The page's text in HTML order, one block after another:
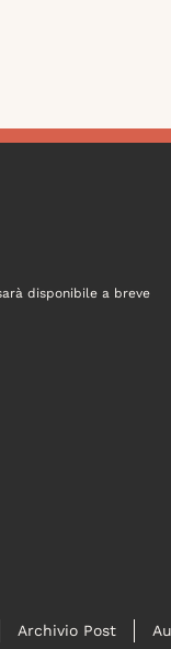
disponibile a breve
Archivio Post